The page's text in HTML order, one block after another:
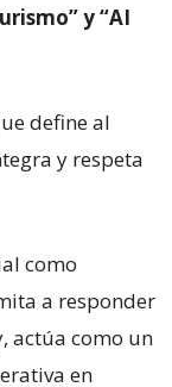
y “AI
define al
y respeta
como
a responder
actúa como un
en